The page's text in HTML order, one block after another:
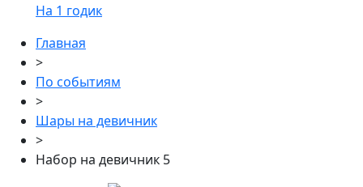
На 1 годик
Главная
>
По событиям
>
Шары на девичник
>
Набор на девичник 5